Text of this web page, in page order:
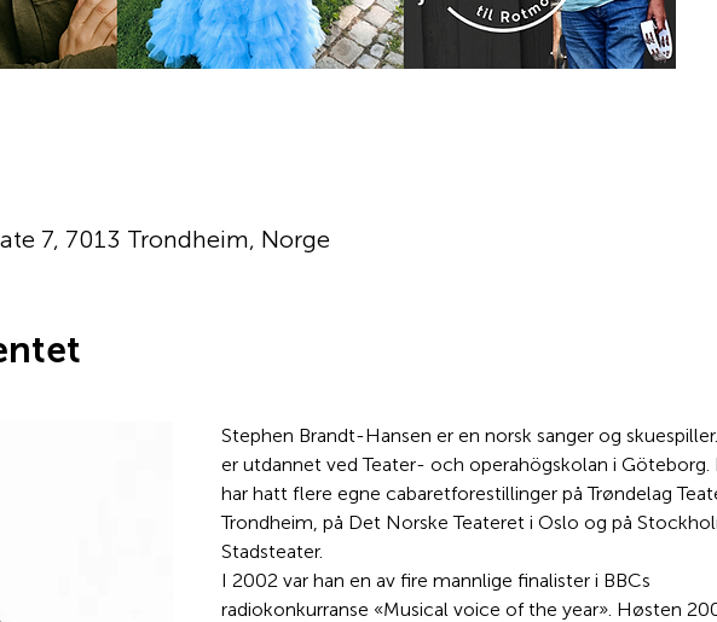
7, 7013 Trondheim, Norge
Stephen Brandt-Hansen er en norsk sanger og
er utdannet ved Teater- och operahögskolan i Göteborg.
har hatt flere egne cabaretforestillinger på Trøndelag
Trondheim, på Det Norske Teateret i Oslo og på
Stadsteater.
I 2002 var han en av fire mannlige finalister i BBCs
radiokonkurranse «Musical voice of the year». Høsten